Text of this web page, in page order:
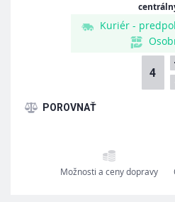
Kuriér -
Možnosti a ceny dopravy